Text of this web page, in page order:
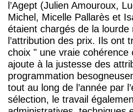
l’Agept (Julien Amouroux,
Michel, Micelle Pallarès et
étaient chargés de la lourde
l’attribution des prix. Ils ont
choix " une vraie cohérence
ajoute à la justesse des
programmation
tout au long de l’année par
sélection, le travail